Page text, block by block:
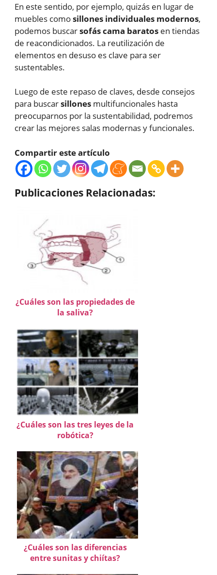
En este sentido, por ejemplo, quizás en lugar de
muebles comosillones individuales modernos,
podemos buscarsofás cama baratos en tiendas
de reacondicionados. La reutilización de
elementos en desuso es clave para ser
sustentables.
Luego de este repaso de claves, desde consejos
para buscarsillones multifuncionales hasta
preocuparnos por la sustentabilidad, podremos
crear las mejores salas modernas y funcionales.
Compartir este artículo
Publicaciones Relacionadas:
¿Cuáles son las propiedades de
la saliva?
¿Cuáles son las tres leyes de la
robótica?
¿Cuáles son las diferencias
entre sunitas y chiítas?